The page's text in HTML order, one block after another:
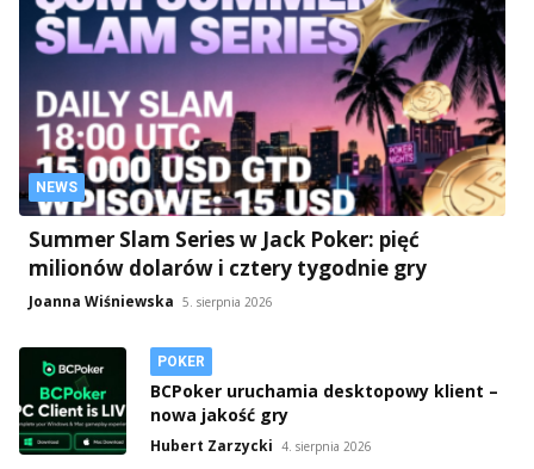
NEWS
Summer Slam Series w Jack Poker: pięć
milionów dolarów i cztery tygodnie gry
Joanna Wiśniewska 5. sierpnia 2026
POKER
BCPoker uruchamia desktopowy klient –
nowa jakość gry
Hubert Zarzycki 4. sierpnia 2026